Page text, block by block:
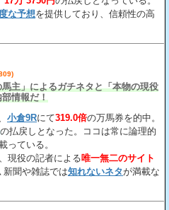
な予想を提供しており、信頼性の高
主」によるガチネタと「本物の現役
情報だ！
小倉9Rにて319.0倍の万馬券を的中。
の払戻しとなった。ココは常に論理的
っている。
現役の記者による 唯一無二のサイト
新聞や雑誌では知れないネタが満載な